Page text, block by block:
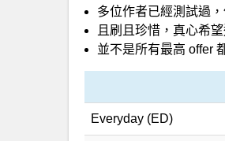
多位作者已經測試過
且刷且珍惜，真心希
並不是所有最高 offer
Everyday (ED)